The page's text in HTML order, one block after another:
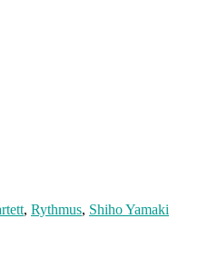
, Rythmus, Shiho Yamaki